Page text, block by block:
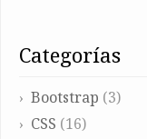
categorías
Bootstrap (3)
CSS (16)